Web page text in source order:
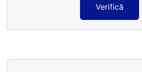
Verifică